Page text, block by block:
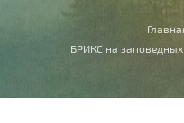
You are here
БРИКС на